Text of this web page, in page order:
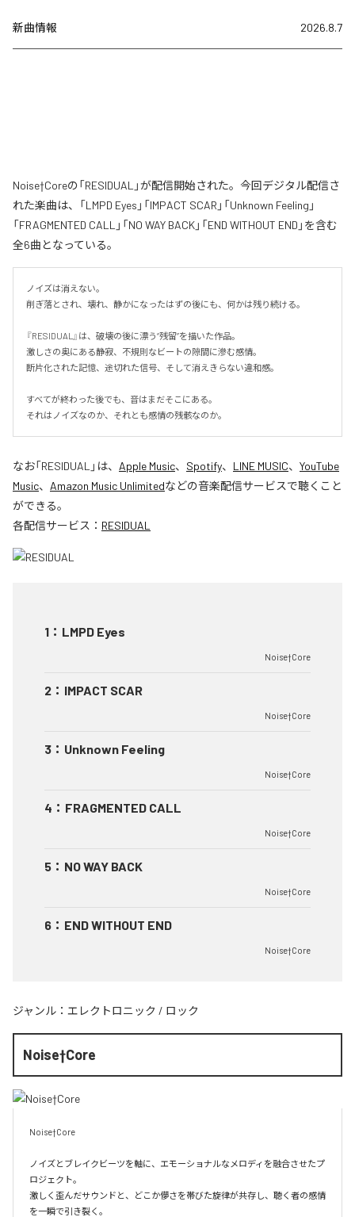
新曲情報 2026.8.7
Noise†Coreの「RESIDUAL」が配信開始された。今回デジタル配信さ
れた楽曲は、「LMPD Eyes」「IMPACT SCAR」「Unknown Feeling」
「FRAGMENTED CALL」「NO WAY BACK」「END WITHOUT END」を含む
全6曲となっている。
ノイズは消えない。
削ぎ落とされ、壊れ、静かになったはずの後にも、何かは残り続ける。
『RESIDUAL』は、破壊の後に漂う“残留”を描いた作品。
激しさの奥にある静寂、不規則なビートの隙間に滲む感情。
断片化された記憶、途切れた信号、そして消えきらない違和感。
すべてが終わった後でも、音はまだそこにある。
それはノイズなのか、それとも感情の残骸なのか。
なお「RESIDUAL 」は、 Apple Music、 Spotify、 LINE MUSIC、 YouTube
Music、 Amazon Music Unlimitedなどの音楽配信サービスで聴くこと
ができる。
各配信サービス： RESIDUAL
1 ： LMPD Eyes
Noise†Core
2 ： IMPACT SCAR
Noise†Core
3 ： Unknown Feeling
Noise†Core
4 ： FRAGMENTED CALL
Noise†Core
5 ： NO WAY BACK
Noise†Core
6 ： END WITHOUT END
Noise†Core
ジャンル： エレクトロニック / ロック
Noise†Core
Noise†Core
ノイズとブレイクビーツを軸に、エモーショナルなメロディを融合させたプ
ロジェクト。
激しく歪んだサウンドと、どこか儚さを帯びた旋律が共存し、聴く者の感情
を一瞬で引き裂く。